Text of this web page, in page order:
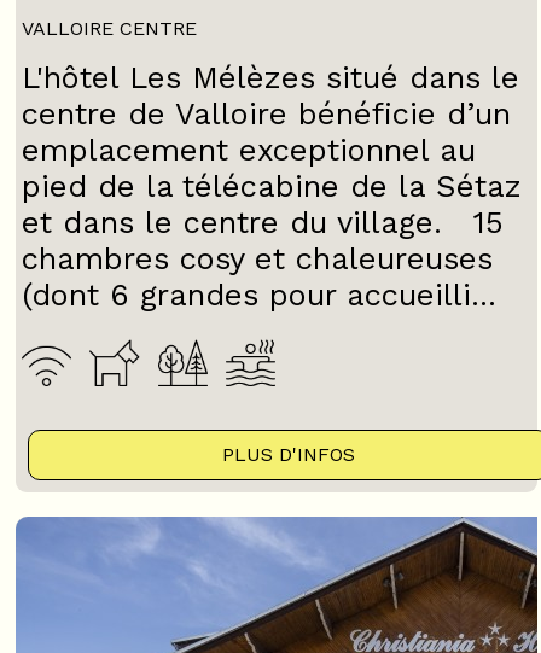
VALLOIRE CENTRE
L'hôtel Les Mélèzes situé dans le
centre de Valloire bénéficie d’un
emplacement exceptionnel au
pied de la télécabine de la Sétaz
et dans le centre du village. 15
chambres cosy et chaleureuses
(dont 6 grandes pour accueilli...
PLUS D'INFOS